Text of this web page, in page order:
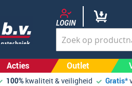
LOGIN
Acties Outlet
100% kwaliteit & veiligheid Gratis*